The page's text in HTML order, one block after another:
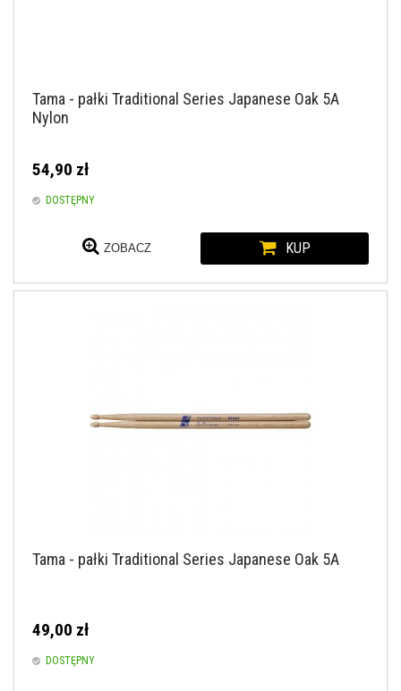
Tama - pałki Traditional Series Japanese Oak 5A
Nylon
54,90 zł
DOSTĘPNY
ZOBACZ KUP
Tama - pałki Traditional Series Japanese Oak 5A
49,00 zł
DOSTĘPNY